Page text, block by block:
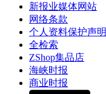
新报业媒体网站
网络条款
个人资料保护声明
全检索
ZShop集品店
海峡时报
商业时报